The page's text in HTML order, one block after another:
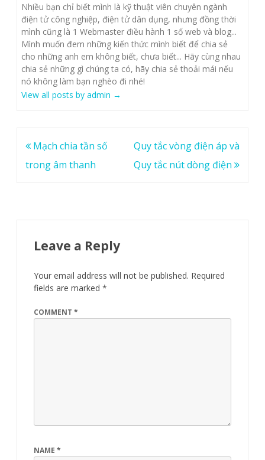
Nhiều bạn chỉ biết mình là kỹ thuật viên chuyên ngành
điện tử công nghiệp, điện tử dân dụng, nhưng đồng thời
mình cũng là 1 Webmaster điều hành 1 số web và blog...
Mình muốn đem những kiến thức mình biết để chia sẻ
cho những anh em không biết, chưa biết... Hãy cùng nhau
chia sẻ những gì chúng ta có, hãy chia sẻ thoải mái nếu
nó không làm bạn nghèo đi nhé!
View all posts by admin →
Post
navigation
Mạch chia tần số
trong âm thanh
Quy tắc vòng điện áp và
Quy tắc nút dòng điện
Leave a Reply
Your email address will not be published. Required
fields are marked *
COMMENT *
NAME *